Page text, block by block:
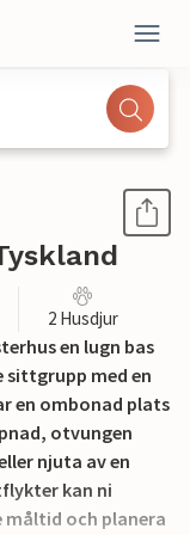
2 Husdjur
en lugn bas
sittgrupp med en
en ombonad plats
otvungen
njuta av en
kan ni
måltid och planera